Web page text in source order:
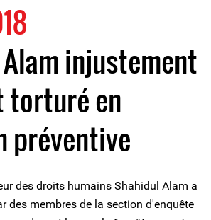
injustement
torturé en
préventive
des droits humains Shahidul Alam a
des membres de la section d'enquête